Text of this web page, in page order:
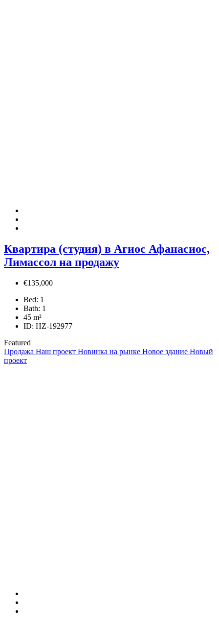
Квартира (студия) в Агиос Афанасиос,
Лимассол на продажу
€135,000
Bed: 1
Bath: 1
45 m²
ID: HZ-192977
Featured
Продажа Наш проект Новинка на рынке Новое здание Новый
проект